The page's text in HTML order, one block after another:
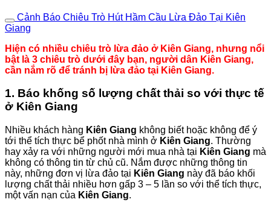
Cảnh Báo Chiêu Trò Hút Hầm Cầu Lừa Đảo Tại Kiên
Giang
Hiện có nhiều chiêu trò lừa đảo ở Kiên Giang, nhưng nổi
bật là 3 chiêu trò dưới đây bạn, người dân Kiên Giang,
cần nắm rõ để tránh bị lừa đảo tại Kiên Giang.
1. Báo khống số lượng chất thải so với thực tế
ở Kiên Giang
Nhiều khách hàng Kiên Giang không biết hoặc không để ý
tới thể tích thực bể phốt nhà mình ở Kiên Giang. Thường
hay xảy ra với những người mới mua nhà tại Kiên Giang mà
không có thông tin từ chủ cũ. Nắm được những thông tin
này, những đơn vị lừa đảo tại Kiên Giang này đã báo khối
lượng chất thải nhiều hơn gấp 3 – 5 lần so với thể tích thực,
một vấn nạn của Kiên Giang.